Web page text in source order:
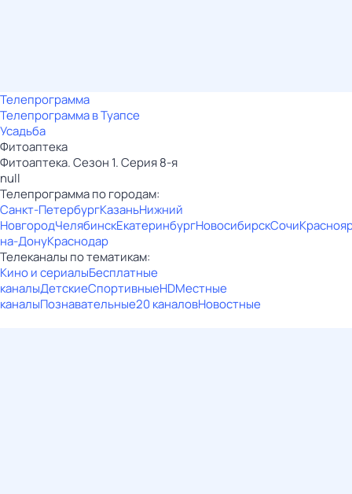
Телепрограмма
Телепрограмма в Туапсе
Усадьба
Фитоаптека
Фитоаптека. Сезон 1. Серия 8-я
null
Телепрограмма по городам:
Санкт-ПетербургКазаньНижний
НовгородЧелябинскЕкатеринбургНовосибирскСочи
на-ДонуКраснодар
Телеканалы по тематикам:
Кино и сериалыБесплатные
каналыДетскиеСпортивныеHDМестные
каналыПознавательные20 каналовНовостные